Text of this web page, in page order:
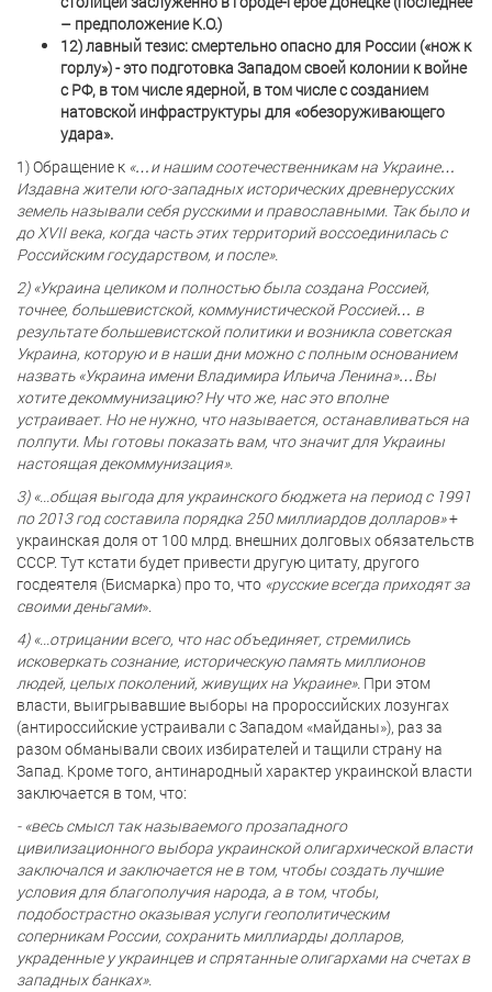
– предположение К.О.)
12) лавный тезис: смертельно опасно для России («нож к
горлу») - это подготовка Западом своей колонии к войне
с РФ, в том числе ядерной, в том числе с созданием
натовской инфраструктуры для «обезоруживающего
удара».
1) Обращение к «…и нашим соотечественникам на Украине…
Издавна жители юго-западных исторических древнерусских
земель называли себя русскими и православными. Так было и
до XVII века, когда часть этих территорий воссоединилась с
Российским государством, и после».
2) «Украина целиком и полностью была создана Россией,
точнее, большевистской, коммунистической Россией… в
результате большевистской политики и возникла советская
Украина, которую и в наши дни можно с полным основанием
назвать «Украина имени Владимира Ильича Ленина»…Вы
хотите декоммунизацию? Ну что же, нас это вполне
устраивает. Но не нужно, что называется, останавливаться на
полпути. Мы готовы показать вам, что значит для Украины
настоящая декоммунизация».
3) «...общая выгода для украинского бюджета на период с 1991
по 2013 год составила порядка 250 миллиардов долларов»+
украинская доля от 100 млрд. внешних долговых обязательств
СССР. Тут кстати будет привести другую цитату, другого
госдеятеля (Бисмарка) про то, что «русские всегда приходят за
своими деньгами».
4) «...отрицании всего, что нас объединяет, стремились
исковеркать сознание, историческую память миллионов
людей, целых поколений, живущих на Украине». При этом
власти, выигрывавшие выборы на пророссийских лозунгах
(антироссийские устраивали с Западом «майданы»), раз за
разом обманывали своих избирателей и тащили страну на
Запад. Кроме того, антинародный характер украинской власти
заключается в том, что:
- «весь смысл так называемого прозападного
цивилизационного выбора украинской олигархической власти
заключался и заключается не в том, чтобы создать лучшие
условия для благополучия народа, а в том, чтобы,
подобострастно оказывая услуги геополитическим
соперникам России, сохранить миллиарды долларов,
украденные у украинцев и спрятанные олигархами на счетах в
западных банках».